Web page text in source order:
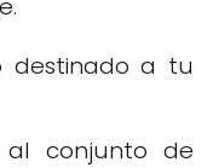
destinado a tu
al conjunto de